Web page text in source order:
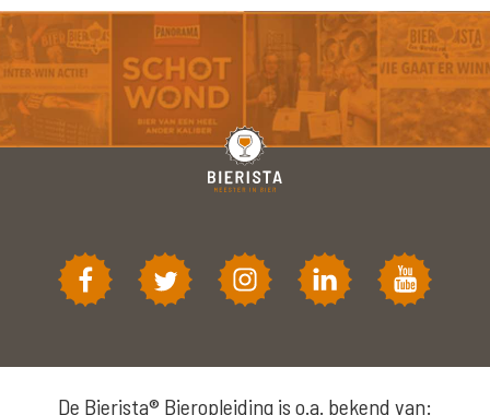
De Bierista® Bieropleiding is o.a. bekend van: